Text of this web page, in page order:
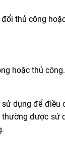
thủ công
hoặc thủ công.
dụng để
thường được sử